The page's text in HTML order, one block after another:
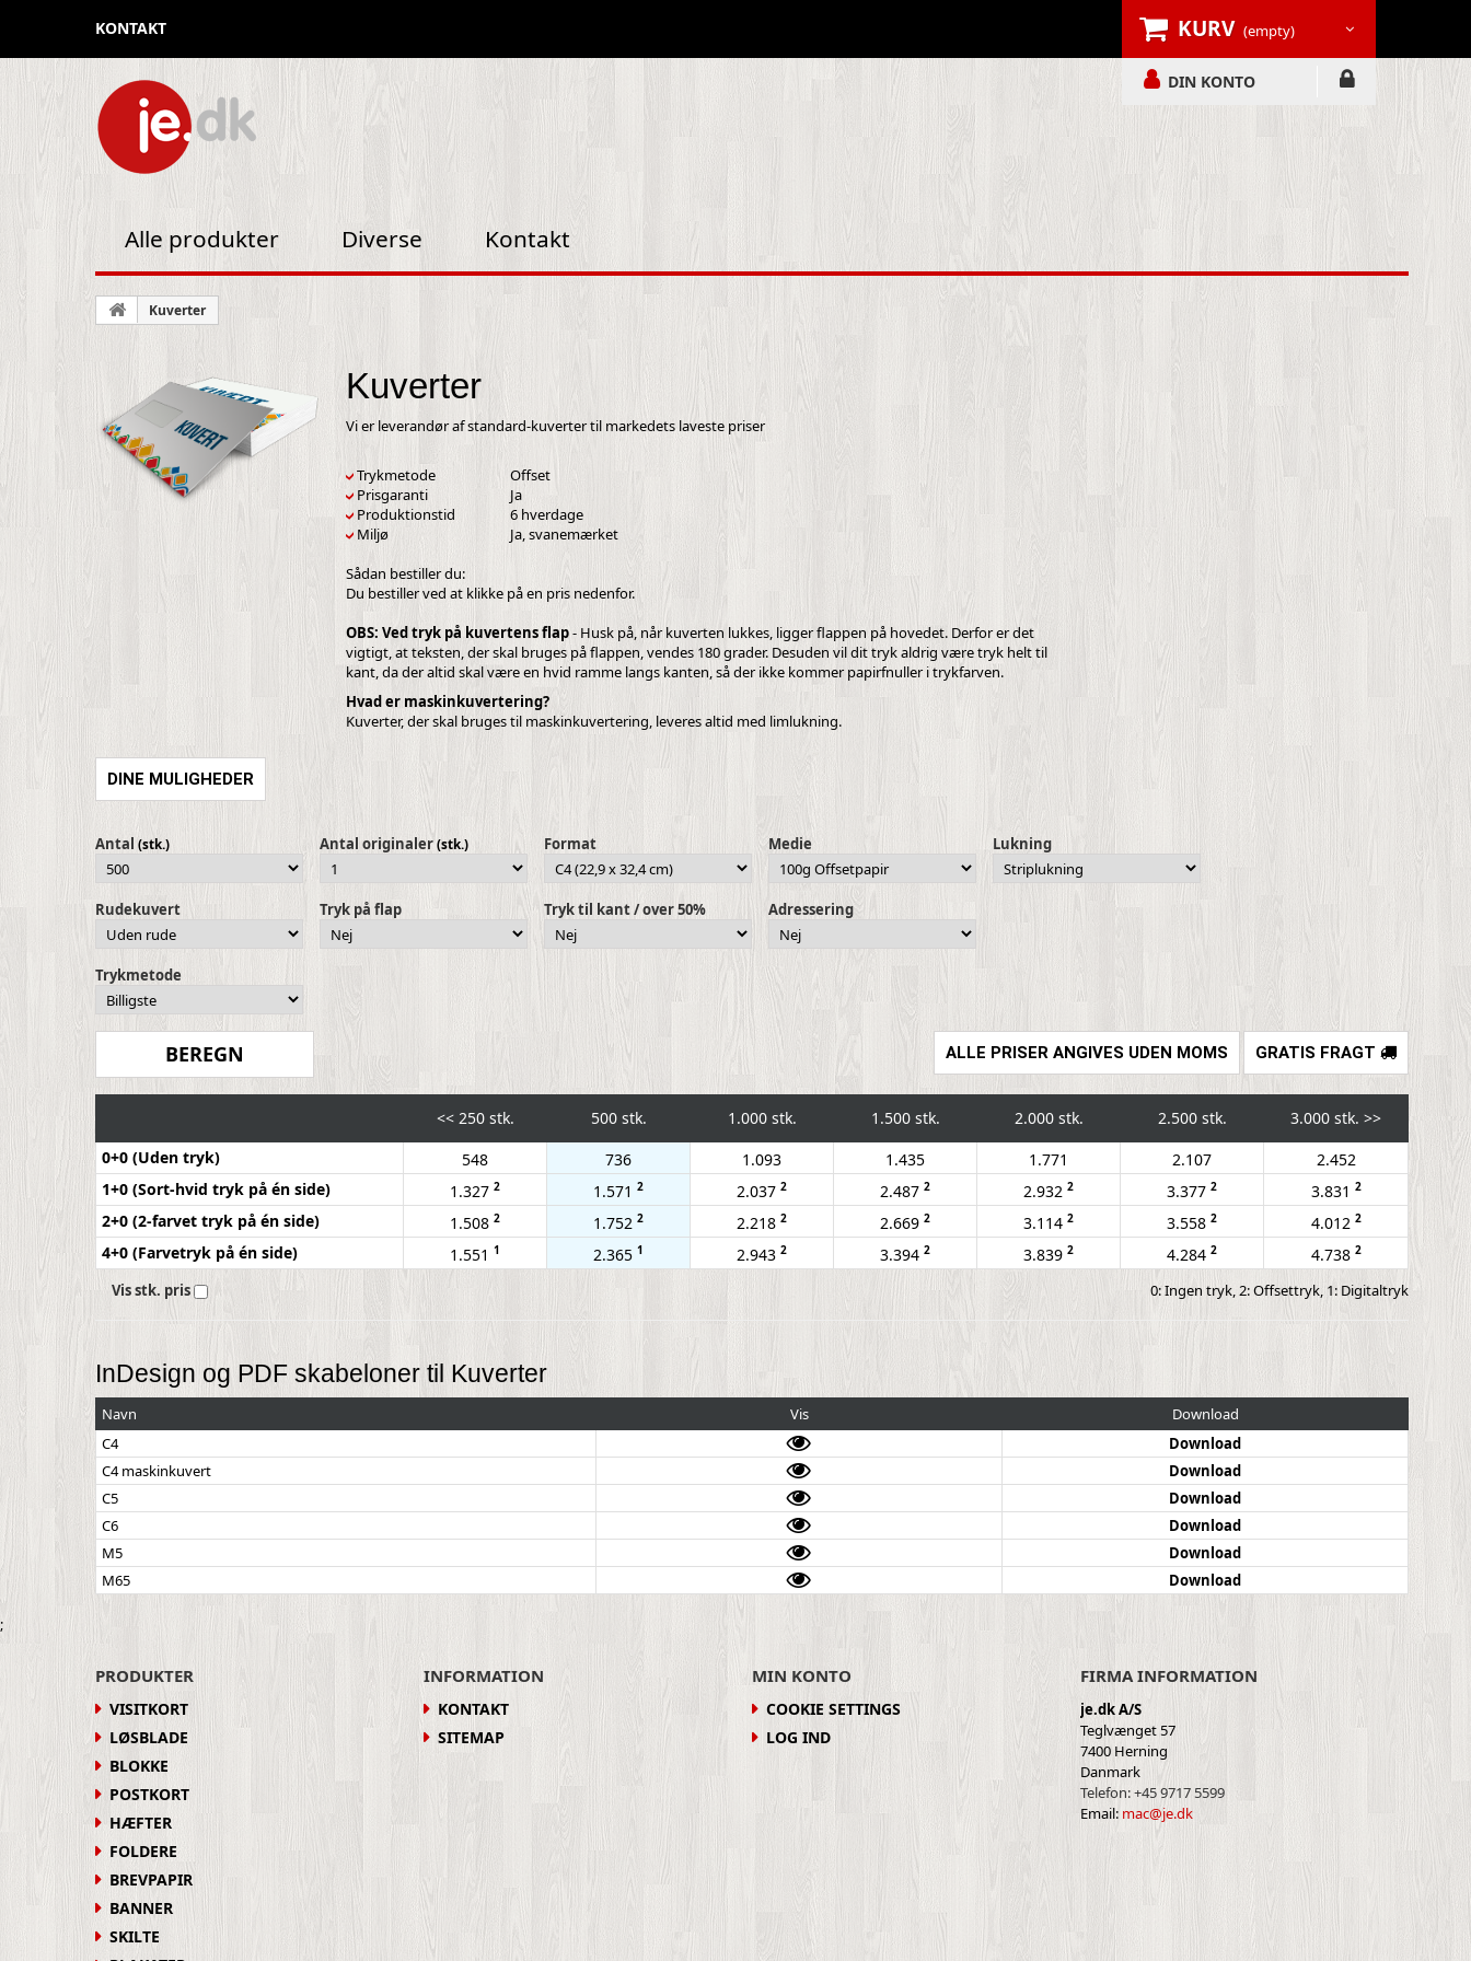
KURV (empty)
KONTAKT
DIN KONTO
Alle produkter Diverse Kontakt
Kuverter
Kuverter
Vi er leverandør af standard-kuverter til markedets laveste priser
Trykmetode
Offset
Prisgaranti
Ja
Produktionstid
6 hverdage
Miljø
Ja, svanemærket
Sådan bestiller du:
Du bestiller ved at klikke på en pris nedenfor.
OBS: Ved tryk på kuvertens flap- Husk på, når kuverten lukkes, ligger flappen på hovedet. Derfor er det
vigtigt, at teksten, der skal bruges på flappen, vendes 180 grader. Desuden vil dit tryk aldrig være tryk helt til
kant, da der altid skal være en hvid ramme langs kanten, så der ikke kommer papirfnuller i trykfarven.
Hvad er maskinkuvertering?
Kuverter, der skal bruges til maskinkuvertering, leveres altid med limlukning.
DINE MULIGHEDER
Antal (stk.) Antal originaler(stk.) Format Medie Lukning
Rudekuvert Tryk på flap Tryk til kant / over 50% Adressering
Trykmetode
ALLE PRISER ANGIVES UDEN MOMS GRATIS FRAGT
<<250 stk. 500 stk. 1.000 stk. 1.500 stk. 2.000 stk. 2.500 stk. 3.000 stk. >>
0+0 (Uden tryk)
548 736 1.093 1.435 1.771 2.107
2.452
1+0 (Sort-hvid tryk på én side)
1.327 2 1.571 2 2.037 2 2.487 2 2.932 2 3.377 2 3.831 2
2+0 (2-farvet tryk på én side) 1.508 2 1.752 2 2.218 2 2.669 2 3.114 2 3.558 2 4.012 2
4+0 (Farvetryk på én side) 1.551 1 2.365 1 2.943 2 3.394 2 3.839 2 4.284 2 4.738 2
Vis stk. pris 0: Ingen tryk, 2: Offsettryk, 1: Digitaltryk
InDesign og PDF skabeloner til Kuverter
Navn Vis
Download
C4
Download
C4 maskinkuvert
Download
C5
Download
C6
Download
M5
Download
M65
Download
;
PRODUKTER
VISITKORT
LØSBLADE
BLOKKE
POSTKORT
HÆFTER
FOLDERE
BREVPAPIR
BANNER
SKILTE
INFORMATION
KONTAKT
SITEMAP
MIN KONTO
COOKIE SETTINGS
LOG IND
FIRMA INFORMATION
je.dk A/S
Teglvænget 57
7400 Herning
Danmark
Telefon:+45 9717 5599
Email: mac@je.dk